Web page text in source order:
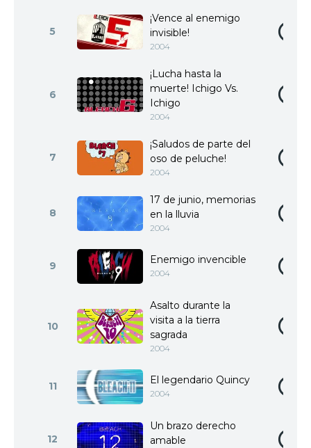
5
¡Vence al enemigo
invisible!
2004
6
¡Lucha hasta la
muerte! Ichigo Vs.
Ichigo
2004
7
¡Saludos de parte del
oso de peluche!
2004
8
17 de junio, memorias
en la lluvia
2004
9 Enemigo invencible
2004
10
Asalto durante la
visita a la tierra
sagrada
2004
11 El legendario Quincy
2004
12
Un brazo derecho
amable